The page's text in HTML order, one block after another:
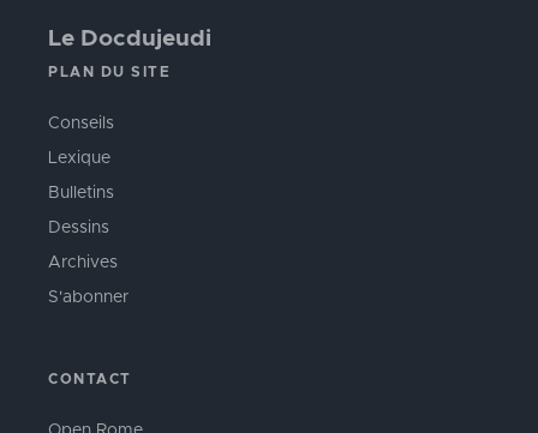
Le Docdujeudi
PLAN DU SITE
Conseils
Lexique
Bulletins
Dessins
Archives
S'abonner
CONTACT